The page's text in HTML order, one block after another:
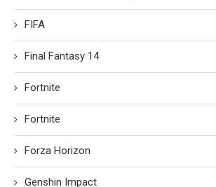
FIFA
Final Fantasy 14
Fortnite
Fortnite
Forza Horizon
Genshin Impact